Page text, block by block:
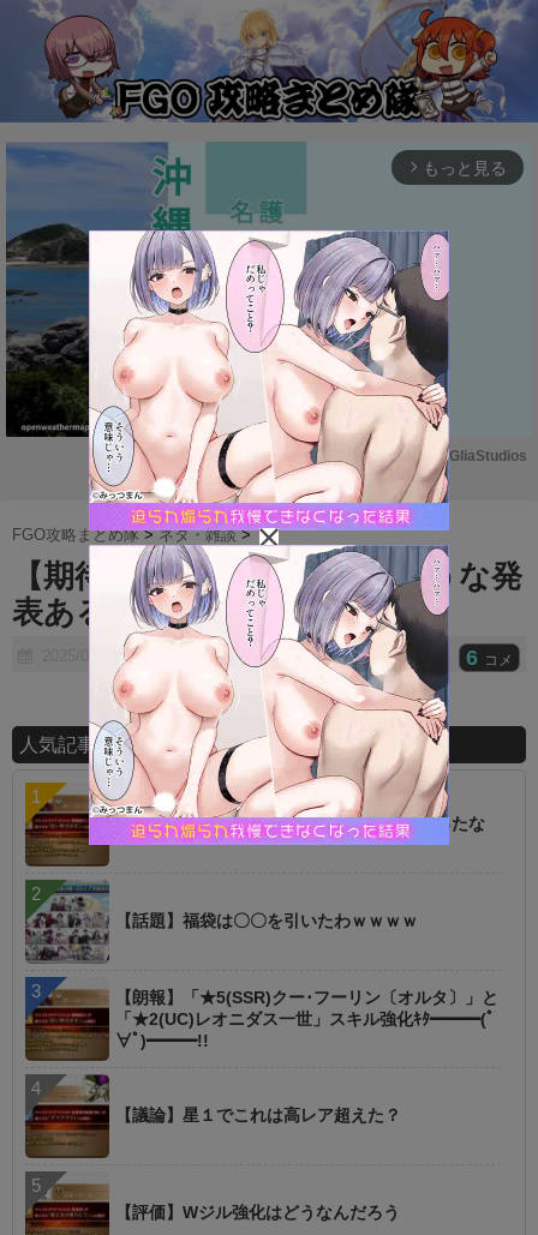
arrow_forward_ios もっと見る
M
u
t
e
Powered by GliaStudios
FGO攻略まとめ隊 >ネタ・雑談 >
【期待】ここで盛り上がるような発
表あるんかな？
2025/04/18 6 コメ
人気記事ランキング
【朗報】オルタニキは欲しいもの全部もらったな
【話題】福袋は〇〇を引いたわｗｗｗｗ
【朗報】「★5(SSR)クー･フーリン〔オルタ〕」と
「★2(UC)レオニダス一世」スキル強化ｷﾀ━━━(ﾟ
∀ﾟ)━━━!!
【議論】星１でこれは高レア超えた？
【評価】Wジル強化はどうなんだろう